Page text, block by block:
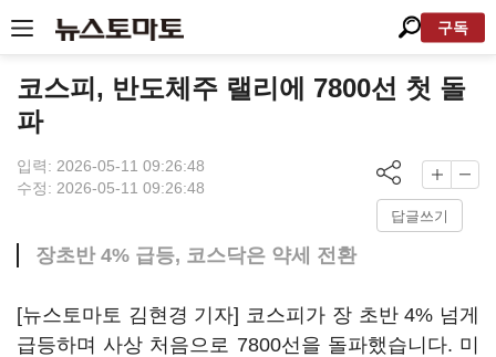
구독
코스피, 반도체주 랠리에 7800선 첫 돌
파
입력: 2026-05-11 09:26:48
수정: 2026-05-11 09:26:48
답글쓰기
장초반 4% 급등, 코스닥은 약세 전환
[뉴스토마토 김현경 기자] 코스피가 장 초반 4% 넘게
급등하며 사상 처음으로 7800선을 돌파했습니다. 미